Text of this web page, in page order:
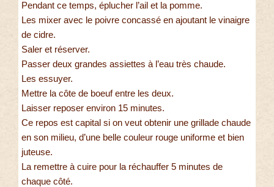
Pendant ce temps, éplucher l’ail et la pomme.
Les mixer avec le poivre concassé en ajoutant le vinaigre
de cidre.
Saler et réserver.
Passer deux grandes assiettes à l’eau très chaude.
Les essuyer.
Mettre la côte de boeuf entre les deux.
Laisser reposer environ 15 minutes.
Ce repos est capital si on veut obtenir une grillade chaude
en son milieu, d’une belle couleur rouge uniforme et bien
juteuse.
La remettre à cuire pour la réchauffer 5 minutes de
chaque côté.